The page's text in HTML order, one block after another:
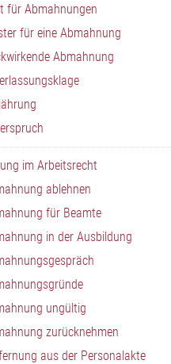
für Abmahnungen
für eine Abmahnung
Abmahnung
im Arbeitsrecht
ablehnen
für Beamte
in der Ausbildung
ungültig
zurücknehmen
aus der Personalakte